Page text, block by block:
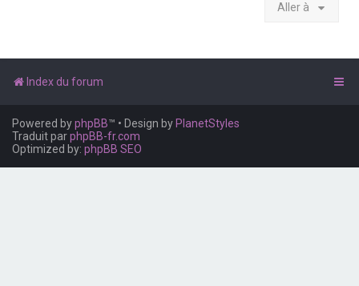
Aller à
Index du forum
Powered byphpBB™ • Design by PlanetStyles
Traduit parphpBB-fr.com
Optimized by: phpBB SEO